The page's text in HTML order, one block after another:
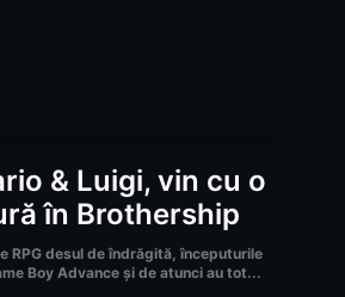
& Luigi, vin cu o
în Brothership
RPG desul de îndrăgită, începuturile
Boy Advance și de atunci au tot...